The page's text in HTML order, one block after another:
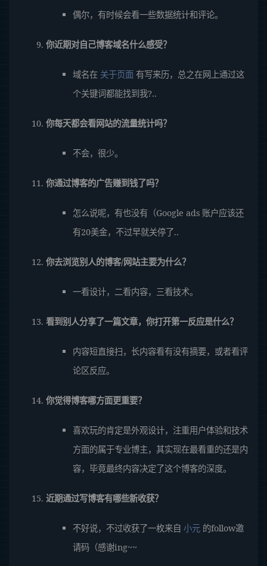
偶尔，有时候会看一些数据统计和评论。
你近期对自己博客域名什么感受？
域名在 关于页面 有写来历，总之在网上通过这
个关键词都能找到我?..
你每天都会看网站的流量统计吗？
不会，很少。
你通过博客的广告赚到钱了吗？
怎么说呢，有也没有（Google ads 账户应该还
有20美金，不过早就关停了..
你去浏览别人的博客/网站主要为什么？
一看设计，二看内容，三看技术。
看到别人分享了一篇文章，你打开第一反应是什么？
内容短直接扫，长内容看有没有摘要，或者看评
论区反应。
你觉得博客哪方面更重要？
喜欢玩的肯定是外观设计，注重用户体验和技术
方面的属于专业博主，其实现在最看重的还是内
容，毕竟最终内容决定了这个博客的深度。
近期通过写博客有哪些新收获？
不好说，不过收获了一枚来自 小元 的follow邀
请码（感谢ing~~